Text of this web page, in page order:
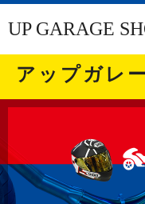
UP GARAGE
アップガレ